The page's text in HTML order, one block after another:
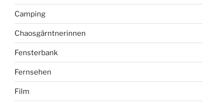
Fensterbank
Fernsehen
Film
Freizeit
Garten